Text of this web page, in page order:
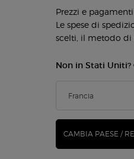
REMODELING CREAM
Prezzi e
Le spese di
scelti, il metodo di
Non in Stati Uniti?
CAMBIA PAESE /